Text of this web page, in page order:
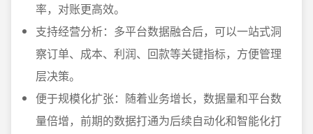
率，对账更高效。
支持经营分析：多平台数据融合后，可以一站式洞
察订单、成本、利润、回款等关键指标，方便管理
层决策。
便于规模化扩张：随着业务增长，数据量和平台数
量倍增，前期的数据打通为后续自动化和智能化打